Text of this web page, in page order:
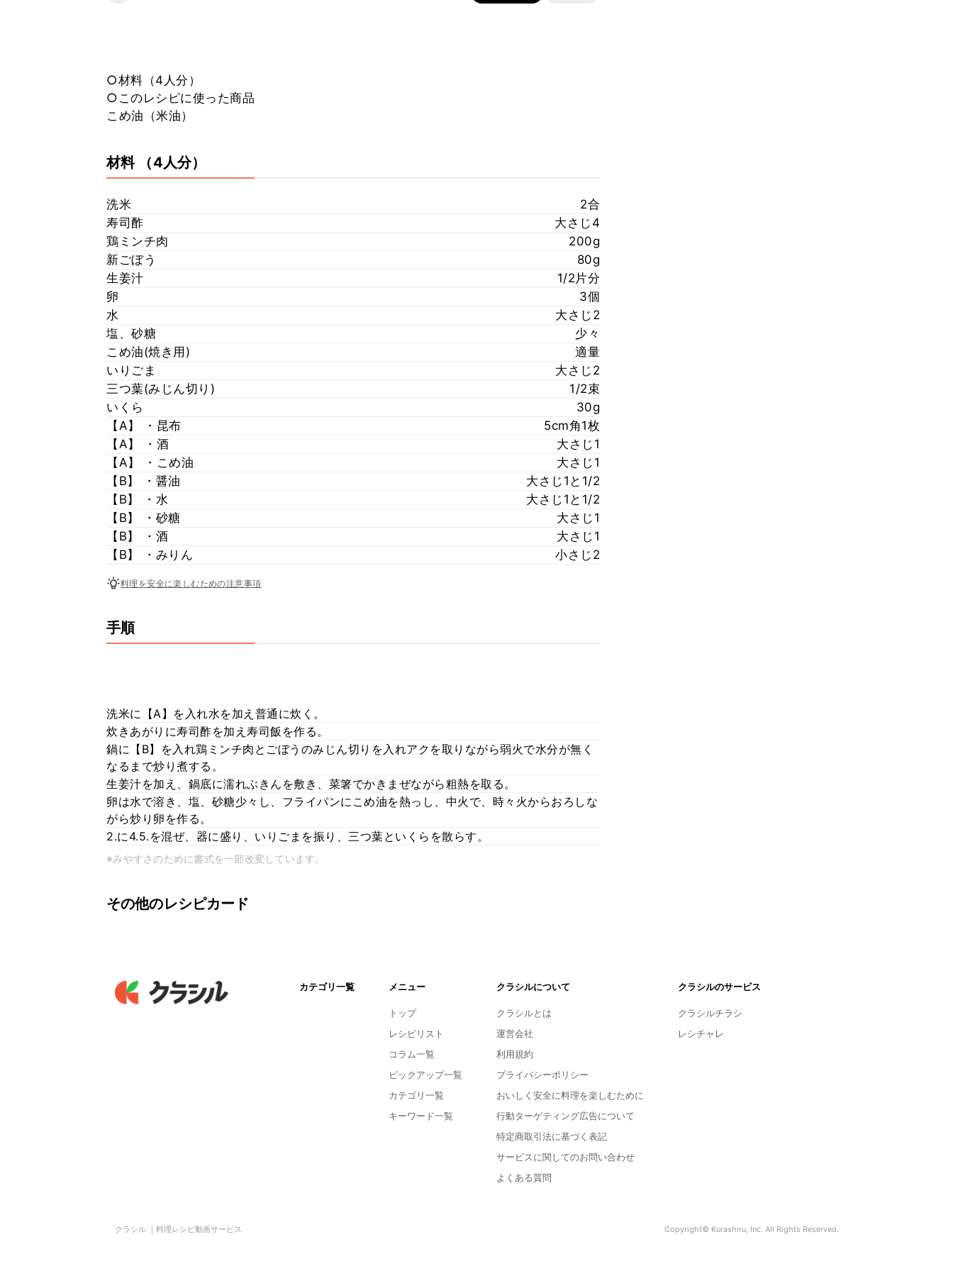
○材料（4人分）
○このレシピに使った商品
こめ油（米油）
材料 （4人分）
洗米
2合
寿司酢
大さじ4
鶏ミンチ肉
200g
新ごぼう
80g
生姜汁
1/2片分
卵
3個
水
大さじ2
塩、砂糖
少々
こめ油(焼き用)
適量
いりごま
大さじ2
三つ葉(みじん切り)
1/2束
いくら
30g
【A】 ・昆布
5cm角1枚
【A】 ・酒
大さじ1
【A】 ・こめ油
大さじ1
【B】 ・醤油
大さじ1と1/2
【B】 ・水
大さじ1と1/2
【B】 ・砂糖
大さじ1
【B】 ・酒
大さじ1
【B】 ・みりん
小さじ2
料理を安全に楽しむための注意事項
手順
洗米に【A】を入れ水を加え普通に炊く。
炊きあがりに寿司酢を加え寿司飯を作る。
鍋に【B】を入れ鶏ミンチ肉とごぼうのみじん切りを入れアクを取りながら弱火で水分が無く
なるまで炒り煮する。
生姜汁を加え、鍋底に濡れぶきんを敷き、菜箸でかきまぜながら粗熱を取る。
卵は水で溶き、塩、砂糖少々し、フライパンにこめ油を熱っし、中火で、時々火からおろしな
がら炒り卵を作る。
2.に4.5.を混ぜ、器に盛り、いりごまを振り、三つ葉といくらを散らす。
※みやすさのために書式を一部改変しています。
その他のレシピカード
カテゴリ一覧 メニュー
トップ
レシピリスト
コラム一覧
ピックアップ一覧
カテゴリ一覧
キーワード一覧
クラシルについて
クラシルとは
運営会社
利用規約
プライバシーポリシー
おいしく安全に料理を楽しむために
行動ターゲティング広告について
特定商取引法に基づく表記
サービスに関してのお問い合わせ
よくある質問
クラシルのサービス
クラシルチラシ
レシチャレ
クラシル ｜料理レシピ動画サービス Copyright© Kurashiru, Inc. All Rights Reserved.